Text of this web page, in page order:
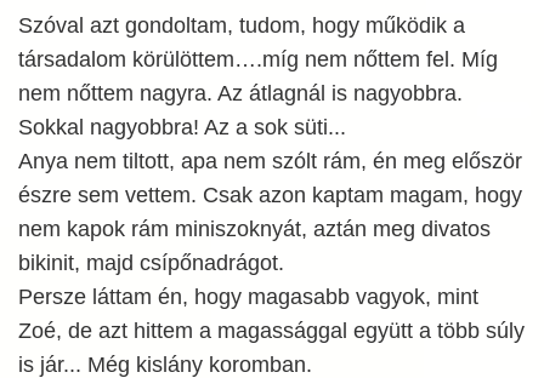
Szóval azt gondoltam, tudom, hogy működik a
társadalom körülöttem….míg nem nőttem fel. Míg
nem nőttem nagyra. Az átlagnál is nagyobbra.
Sokkal nagyobbra! Az a sok süti...
Anya nem tiltott, apa nem szólt rám, én meg először
észre sem vettem. Csak azon kaptam magam, hogy
nem kapok rám miniszoknyát, aztán meg divatos
bikinit, majd csípőnadrágot.
Persze láttam én, hogy magasabb vagyok, mint
Zoé, de azt hittem a magassággal együtt a több súly
is jár... Még kislány koromban.